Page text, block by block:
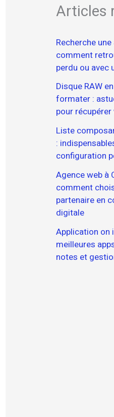
Articles
Recherche
comment
perdu ou avec
Disque RAW
formater :
pour
Liste
:
configuration
Agence web à
comment
partenaire en
digitale
Application on
meilleures
notes et